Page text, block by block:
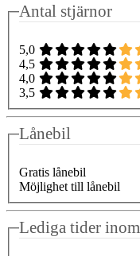
Antal stjärnor
5,0
4,5
4,0
3,5
Lånebil
Gratis lånebil
Möjlighet till lånebil
Lediga tider inom